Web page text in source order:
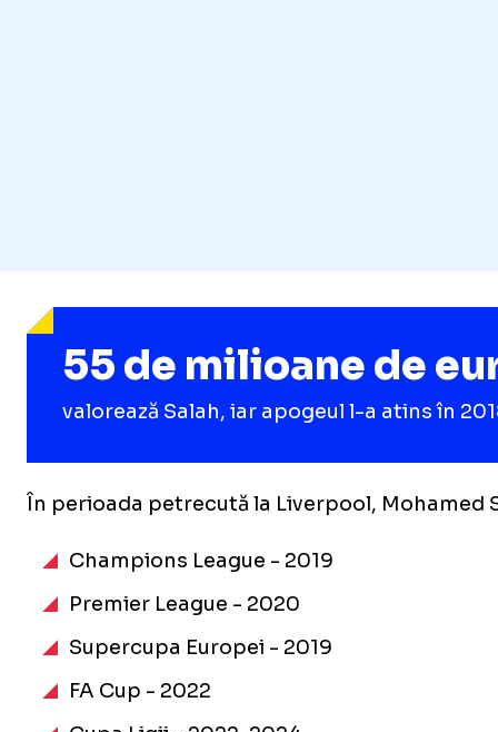
55 de milioane de
valorează Salah, iar apogeul l-a atins în
În perioada petrecută la Liverpool,
Champions League - 2019
Premier League - 2020
Supercupa Europei - 2019
FA Cup - 2022